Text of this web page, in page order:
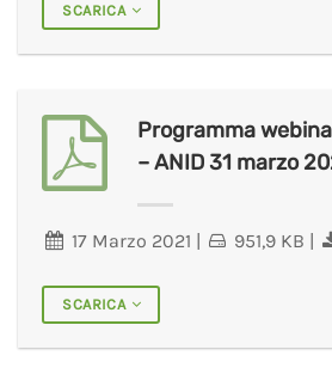
SCARICA
Programma
– ANID 31 marzo
17 Marzo 2021 | 951,9 KB |
SCARICA